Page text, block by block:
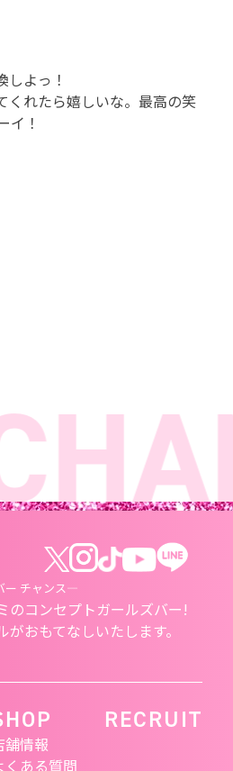
よっ！
くれたら嬉しいな。最高の笑
イ！
ー チャンス―
のコンセプトガールズバー!
がおもてなしいたします。
舗情報
くある質問
RECRUIT